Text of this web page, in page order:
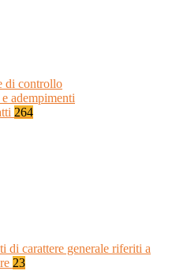
di controllo
adempimenti
264
di carattere generale riferiti a
23